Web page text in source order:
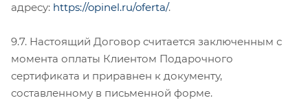
адресу: https://opinel.ru/oferta/.
9.7. Настоящий Договор считается заключенным с
момента оплаты Клиентом Подарочного
сертификата и приравнен к документу,
составленному в письменной форме.